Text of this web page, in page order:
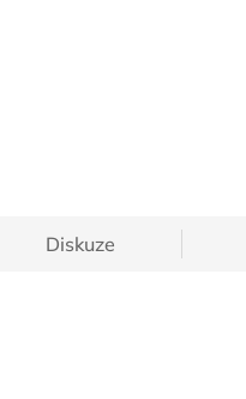
Diskuze